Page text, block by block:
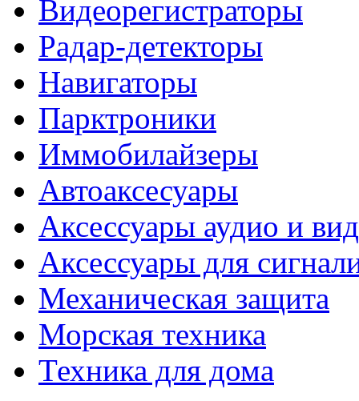
Видеорегистраторы
Радар-детекторы
Навигаторы
Парктроники
Иммобилайзеры
Автоаксесуары
Аксессуары аудио и
Аксессуары для
Механическая защита
Морская техника
Техника для дома